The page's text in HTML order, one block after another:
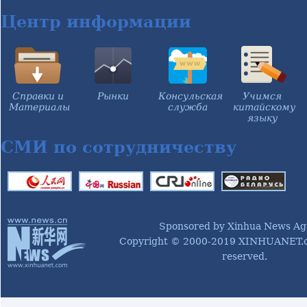
Центр информации
Справки и
Материалы
Рынки
Консульская
служба
Учимся
китайскому
языку
СМИ по сотрудничеству
Sponsored by Xinhua News
Copyright © 2000-2019
reserved.